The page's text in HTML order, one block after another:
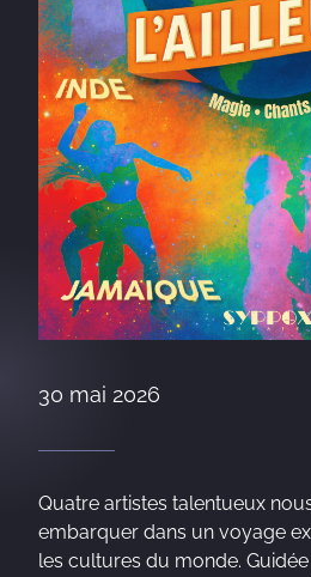
30 mai 2026
Quatre artistes talentueux
embarquer dans un voyage
les cultures du monde.